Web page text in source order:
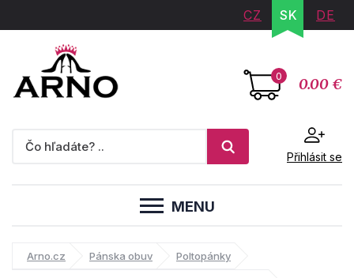
CZ SK DE
0 0.00 €
Přihlásit se
MENU
Arno.cz Pánska obuv Poltopánky